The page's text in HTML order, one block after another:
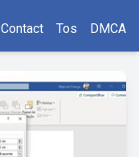
Contact Tos DMCA